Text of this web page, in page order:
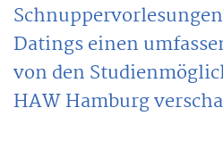
Datings einen
von den
HAW Hamburg